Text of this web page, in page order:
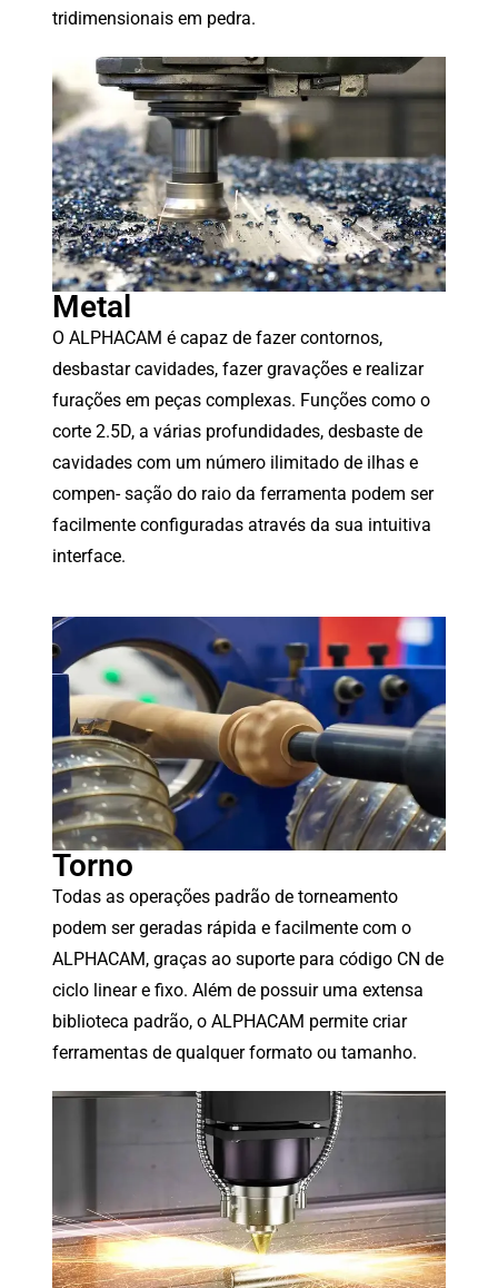
tridimensionais em pedra.
Metal
O ALPHACAM é capaz de fazer contornos,
desbastar cavidades, fazer gravações e realizar
furações em peças complexas. Funções como o
corte 2.5D, a várias profundidades, desbaste de
cavidades com um número ilimitado de ilhas e
compen- sação do raio da ferramenta podem ser
facilmente configuradas através da sua intuitiva
interface.
Torno
Todas as operações padrão de torneamento
podem ser geradas rápida e facilmente com o
ALPHACAM, graças ao suporte para código CN de
ciclo linear e fixo. Além de possuir uma extensa
biblioteca padrão, o ALPHACAM permite criar
ferramentas de qualquer formato ou tamanho.